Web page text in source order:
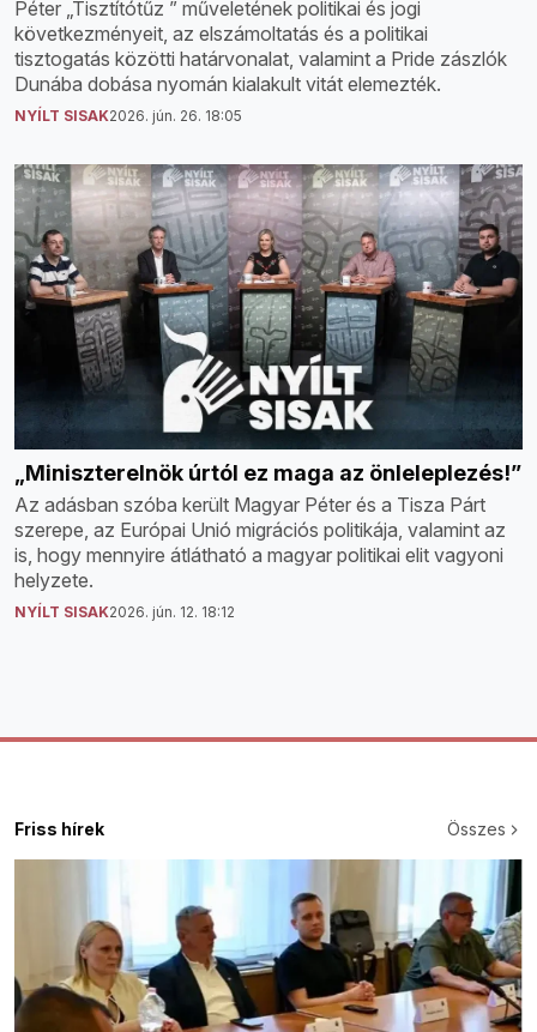
Péter „Tisztítótűz ” műveletének politikai és jogi
következményeit, az elszámoltatás és a politikai
tisztogatás közötti határvonalat, valamint a Pride zászlók
Dunába dobása nyomán kialakult vitát elemezték.
NYÍLT SISAK2026. jún. 26. 18:05
„Miniszterelnök úrtól ez maga az önleleplezés!”
Az adásban szóba került Magyar Péter és a Tisza Párt
szerepe, az Európai Unió migrációs politikája, valamint az
is, hogy mennyire átlátható a magyar politikai elit vagyoni
helyzete.
NYÍLT SISAK2026. jún. 12. 18:12
Friss hírek Összes